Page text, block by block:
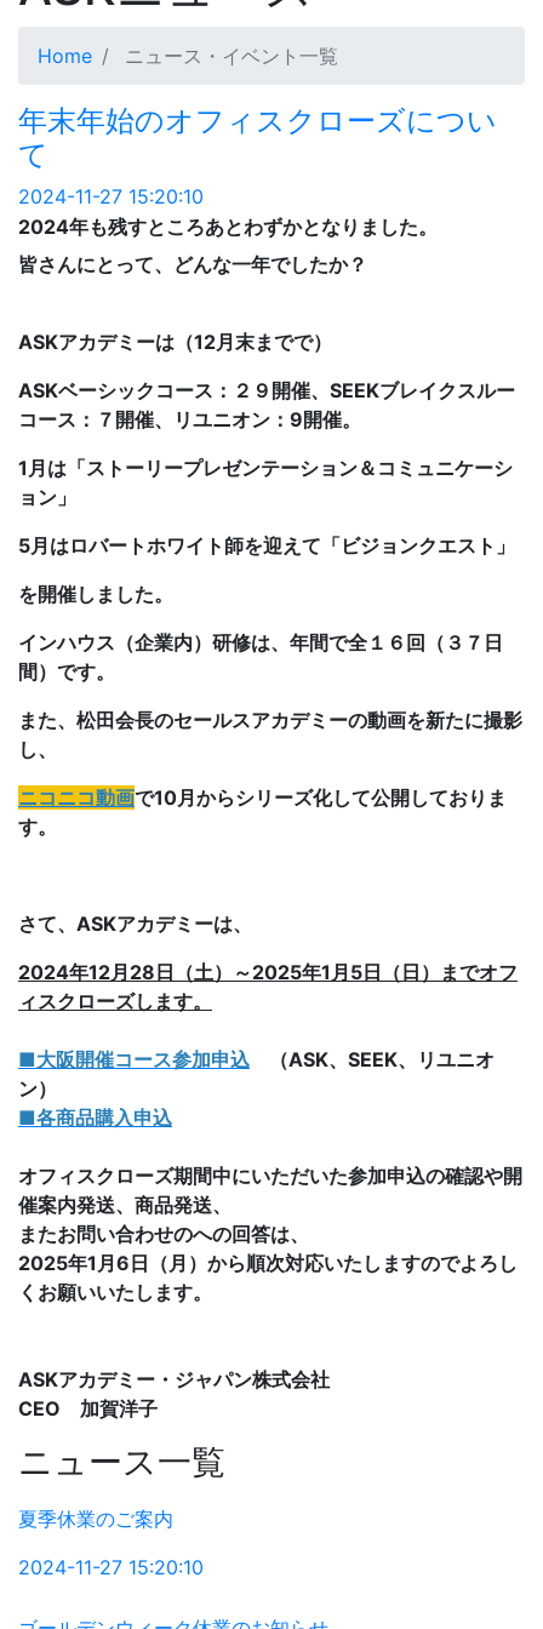
Home ニュース・イベント一覧
年末年始のオフィスクローズについ
て
2024-11-27 15:20:10
2024年も残すところあとわずかとなりました。
皆さんにとって、どんな一年でしたか？
ASKアカデミーは（12月末までで）
ASKベーシックコース：２９開催、SEEKブレイクスルー
コース：７開催、リユニオン：9開催。
1月は 「ストーリープレゼンテーション＆コミュニケーシ
ョン」
5月はロバートホワイト師を迎えて「ビジョンクエスト」
を開催しました。
インハウス（企業内）研修は、年間で全１６回（３７日
間）です。
また、松田会長のセールスアカデミーの動画を新たに撮影
し、
ニコニコ動画で10月からシリーズ化して公開しておりま
す。
さて、ASKアカデミーは、
2024年12月28日（土）～2025年1月5日（日）までオフ
ィスクローズします。
■大阪開催コース参加申込 （ASK、SEEK、リユニオ
ン）
■各商品購入申込
オフィスクローズ期間中にいただいた参加申込の確認や開
催案内発送、商品発送、
またお問い合わせのへの回答は、
2025年1月6日（月）から順次対応いたしますのでよろし
くお願いいたします。
ASKアカデミー・ジャパン株式会社
CEO 加賀洋子
ニュース一覧
夏季休業のご案内
2024-11-27 15:20:10